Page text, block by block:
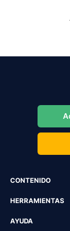
CONTENIDO
HERRAMIENTAS
AYUDA